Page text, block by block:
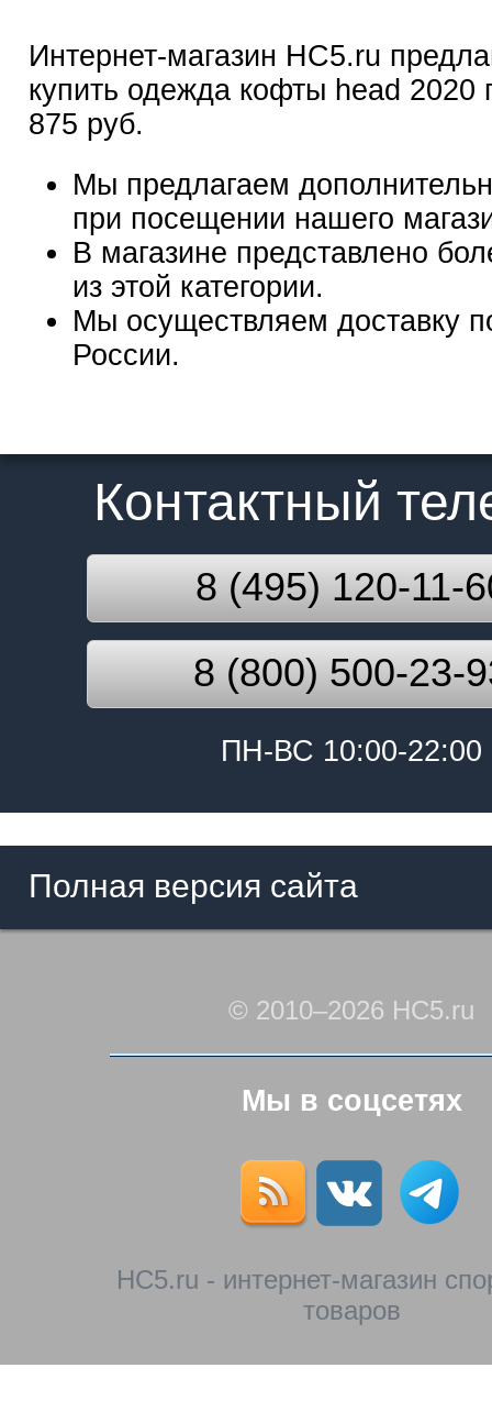
Интернет-магазин HC5.ru
купить одежда кофты head 2020
875 руб.
Мы предлагаем
при посещении нашего
В магазине представлено
из этой категории.
Мы осуществляем доставку
России.
Контактный
8 (495) 120-11-
8 (800) 500-23-
ПН-ВС 10:00-22:00
Полная версия сайта
© 2010–2026 HC5.ru
Мы в соцсетях
HC5.ru - интернет-магазин
товаров